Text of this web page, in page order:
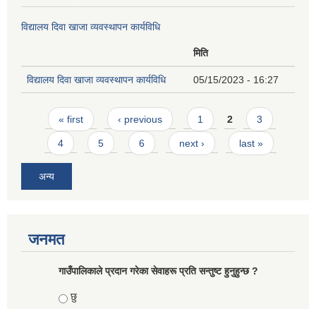
विद्यालय दिवा खाजा व्यवस्थापन कार्यविधि
मिति
विद्यालय दिवा खाजा व्यवस्थापन कार्यविधि 05/15/2023 - 16:27
Pages
« first ‹ previous 1 2 3
4 5 6 next › last »
अन्य
जनमत
गाउँपालिकाले प्रदान गरेका सेवाहरू प्रति सन्तुष्ट हुनुहुन्छ ?
Choices
छु